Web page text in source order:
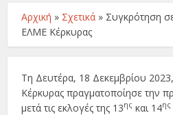
Αρχική » Σχετικά » Συγκρότηση
ΕΛΜΕ Κέρκυρας
Τη Δευτέρα, 18 Δεκεμβρίου
Κέρκυρας πραγματοποίησε την
μετά τις εκλογές της 13ης και 14ης